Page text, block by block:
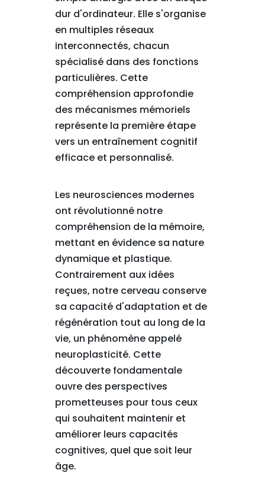
dur d'ordinateur. Elle s'organise
en multiples réseaux
interconnectés, chacun
spécialisé dans des fonctions
particulières. Cette
compréhension approfondie
des mécanismes mémoriels
représente la première étape
vers un entraînement cognitif
efficace et personnalisé.
Les neurosciences modernes
ont révolutionné notre
compréhension de la mémoire,
mettant en évidence sa nature
dynamique et plastique.
Contrairement aux idées
reçues, notre cerveau conserve
sa capacité d'adaptation et de
régénération tout au long de la
vie, un phénomène appelé
neuroplasticité. Cette
découverte fondamentale
ouvre des perspectives
prometteuses pour tous ceux
qui souhaitent maintenir et
améliorer leurs capacités
cognitives, quel que soit leur
âge.